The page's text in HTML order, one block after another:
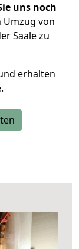
uns noch
von
Saale zu
erhalten